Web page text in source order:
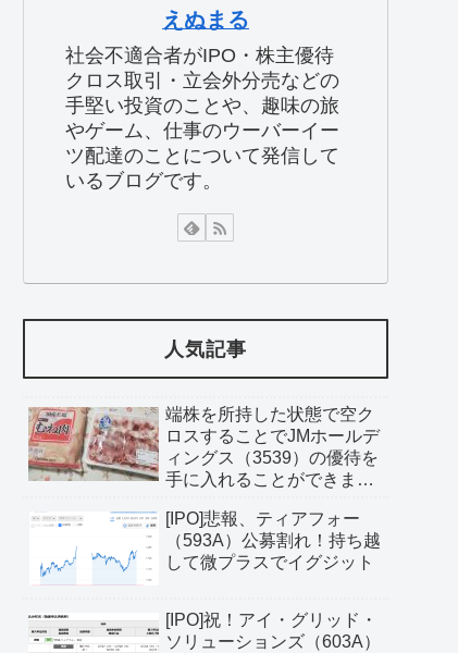
えぬまる
社会不適合者がIPO・株主優待
クロス取引・立会外分売などの
手堅い投資のことや、趣味の旅
やゲーム、仕事のウーバーイー
ツ配達のことについて発信して
いるブログです。
人気記事
端株を所持した状態で空ク
ロスすることでJMホールデ
ィングス（3539）の優待を
手に入れることができまし
[IPO]悲報、ティアフォー
（593A）公募割れ！持ち越
して微プラスでイグジット
[IPO]祝！アイ・グリッド・
ソリューションズ（603A）